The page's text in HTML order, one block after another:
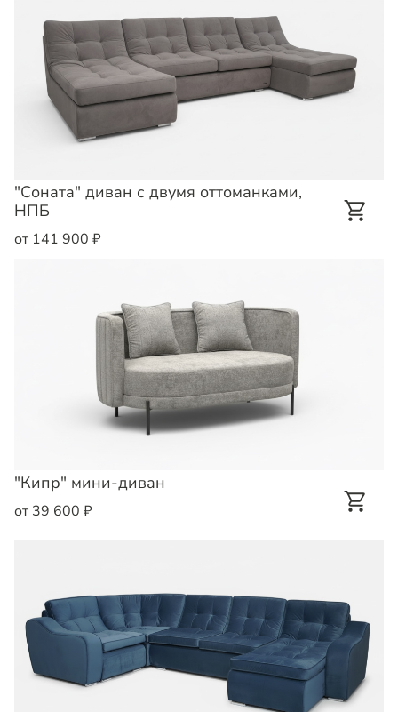
"Соната" диван с двумя оттоманками,
НПБ
от 141 900 ₽
"Кипр" мини-диван
от 39 600 ₽